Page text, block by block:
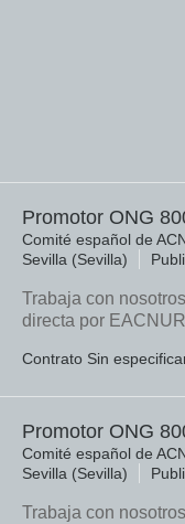
Promotor ONG
Comité español de
Sevilla (Sevilla)
Trabaja con
directa por
Contrato Sin
Promotor ONG
Comité español de
Sevilla (Sevilla)
Trabaja con